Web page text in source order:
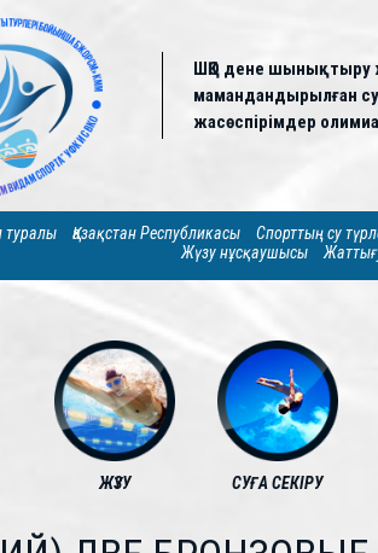
ШҚО дене шынықтыру
мамандандырылған
жасөспірімдер
туралы Қазақстан Республикасы
Спорттың су
Жүзу нұсқаушысы
ЖҮЗУ СУҒА СЕКІРУ